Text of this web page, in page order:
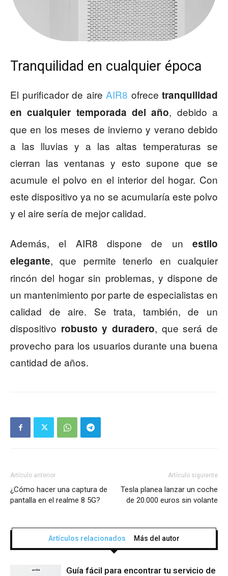
Tranquilidad en cualquier época
El purificador de aire AIR8 ofrece tranquilidad
en cualquier temporada del año, debido a
que en los meses de invierno y verano debido
a las lluvias y a las altas temperaturas se
cierran las ventanas y esto supone que se
acumule el polvo en el interior del hogar. Con
este dispositivo ya no se acumularía este polvo
y el aire sería de mejor calidad.
Además, el AIR8 dispone de un estilo
elegante, que permite tenerlo en cualquier
rincón del hogar sin problemas, y dispone de
un mantenimiento por parte de especialistas en
calidad de aire. Se trata, también, de un
dispositivo robusto y duradero, que será de
provecho para los usuarios durante una buena
cantidad de años.
Artículo anterior
¿Cómo hacer una captura de
pantalla en el realme 8 5G?
Artículo siguiente
Tesla planea lanzar un coche
de 20.000 euros sin volante
Artículos relacionados Más del autor
Guía fácil para encontrar tu servicio de